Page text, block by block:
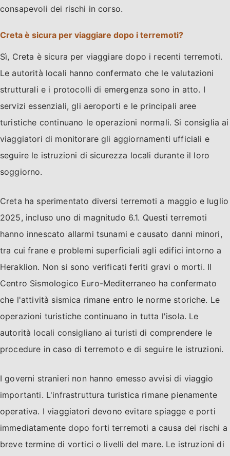
consapevoli dei rischi in corso.
Creta è sicura per viaggiare dopo i terremoti?
Sì, Creta è sicura per viaggiare dopo i recenti terremoti.
Le autorità locali hanno confermato che le valutazioni
strutturali e i protocolli di emergenza sono in atto. I
servizi essenziali, gli aeroporti e le principali aree
turistiche continuano le operazioni normali. Si consiglia ai
viaggiatori di monitorare gli aggiornamenti ufficiali e
seguire le istruzioni di sicurezza locali durante il loro
soggiorno.
Creta ha sperimentato diversi terremoti a maggio e luglio
2025, incluso uno di magnitudo 6.1. Questi terremoti
hanno innescato allarmi tsunami e causato danni minori,
tra cui frane e problemi superficiali agli edifici intorno a
Heraklion. Non si sono verificati feriti gravi o morti. Il
Centro Sismologico Euro-Mediterraneo ha confermato
che l'attività sismica rimane entro le norme storiche. Le
operazioni turistiche continuano in tutta l'isola. Le
autorità locali consigliano ai turisti di comprendere le
procedure in caso di terremoto e di seguire le istruzioni.
I governi stranieri non hanno emesso avvisi di viaggio
importanti. L'infrastruttura turistica rimane pienamente
operativa. I viaggiatori devono evitare spiagge e porti
immediatamente dopo forti terremoti a causa dei rischi a
breve termine di vortici o livelli del mare. Le istruzioni di